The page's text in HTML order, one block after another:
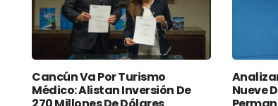
Cancún Va Por Turismo
Médico: Alistan Inversión De
Nueve